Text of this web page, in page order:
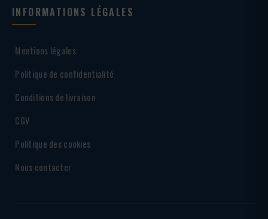
INFORMATIONS LÉGALES
Mentions légales
Politique de confidentialité
Conditions de livraison
CGV
Politique des cookies
Nous contacter